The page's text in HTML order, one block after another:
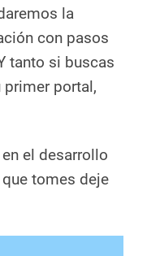
la
con pasos
tanto si buscas
portal,
el desarrollo
tomes deje